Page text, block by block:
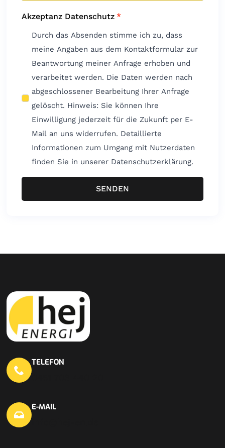
Akzeptanz Datenschutz *
Durch das Absenden stimme ich zu, dass
meine Angaben aus dem Kontaktformular zur
Beantwortung meiner Anfrage erhoben und
verarbeitet werden. Die Daten werden nach
abgeschlossener Bearbeitung Ihrer Anfrage
gelöscht. Hinweis: Sie können Ihre
Einwilligung jederzeit für die Zukunft per E-
Mail an uns widerrufen. Detaillierte
Informationen zum Umgang mit Nutzerdaten
finden Sie in unserer Datenschutzerklärung.
SENDEN
TELEFON
E-MAIL